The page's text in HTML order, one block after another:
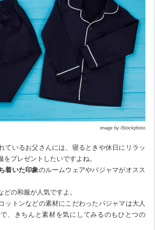
image by iStockphoto
ているお父さんには、寝るときや休日にリラッ
をプレゼントしたいですよね。
着いた印象のルームウェアやパジャマがオスス
どの和服が人気ですよ。
ットンなどの素材にこだわったパジャマは大人
、きちんと素材を気にしてみるのもひとつの